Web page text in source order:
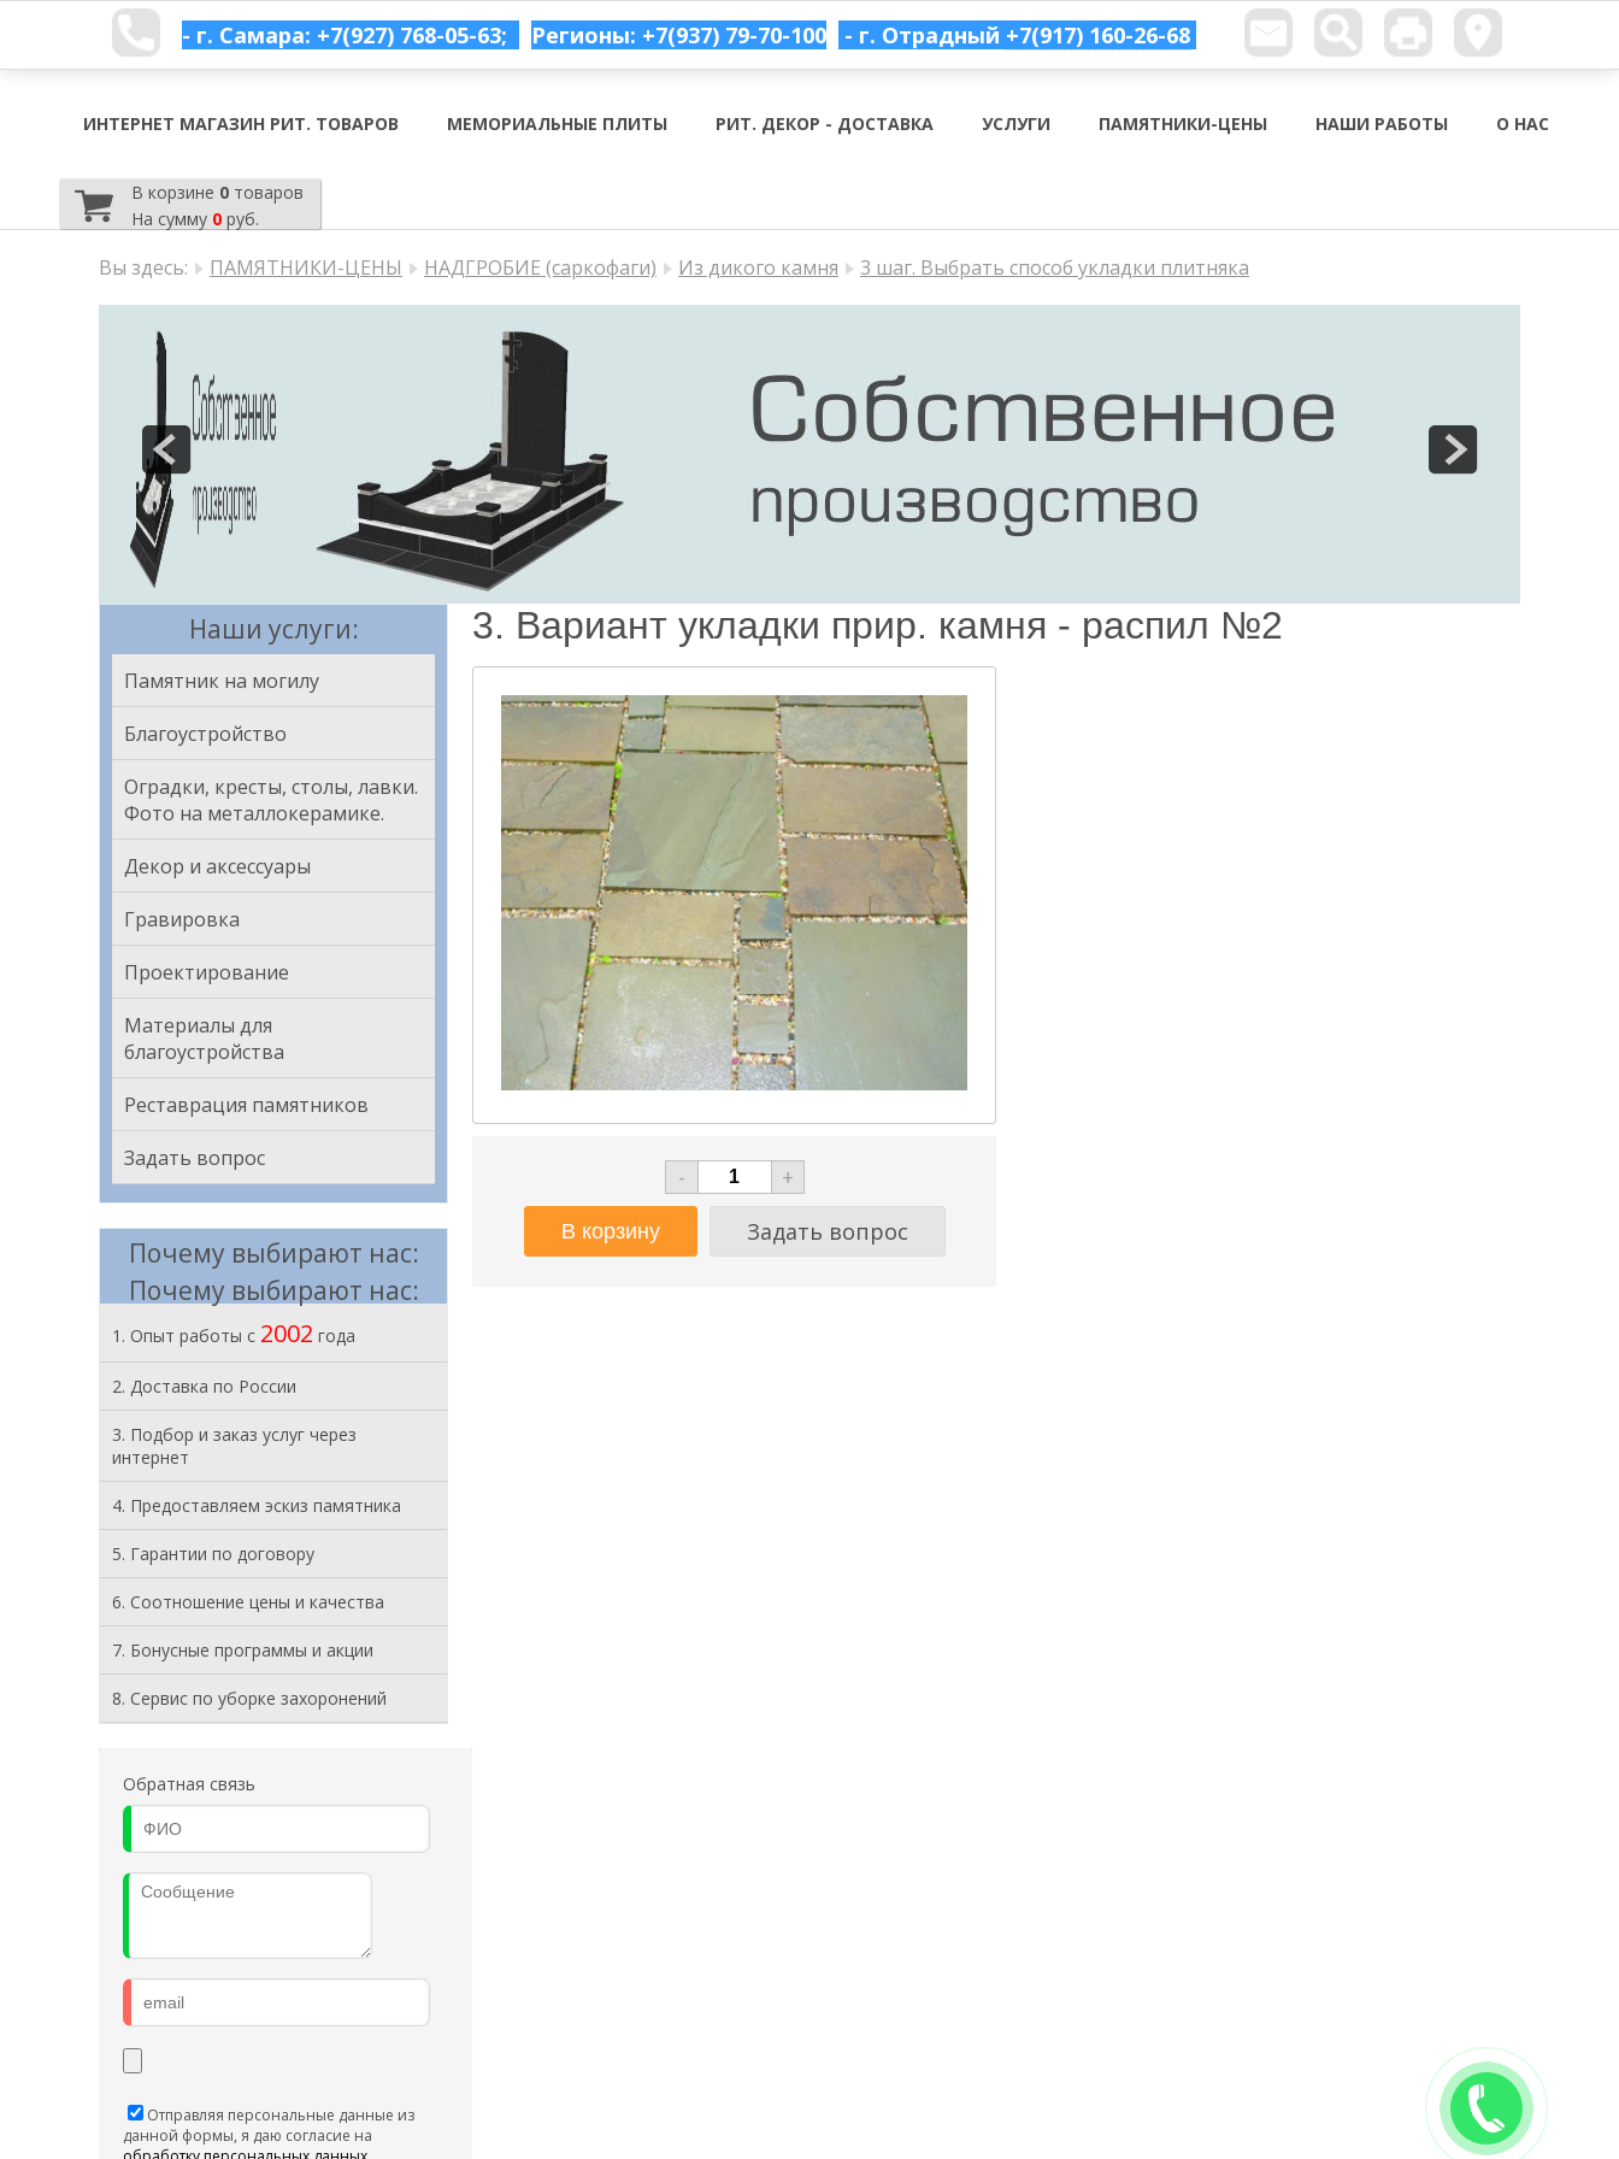
- г. Самара: +7(927) 768-05-63; Регионы: +7(937) 79-70-100 - г. Отрадный +7(917) 160-26-68
ИНТЕРНЕТ МАГАЗИН РИТ. ТОВАРОВ МЕМОРИАЛЬНЫЕ ПЛИТЫ РИТ. ДЕКОР - ДОСТАВКА УСЛУГИ ПАМЯТНИКИ-ЦЕНЫ НАШИ РАБОТЫ О НАС
В корзине 0товаров
На сумму 0руб.
Вы здесь: ПАМЯТНИКИ-ЦЕНЫ НАДГРОБИЕ (саркофаги) Из дикого камня 3 шаг. Выбрать способ укладки плитняка
Наши услуги:
Памятник на могилу
Благоустройство
Оградки, кресты, столы, лавки.
Фото на металлокерамике.
Декор и аксессуары
Гравировка
Проектирование
Материалы для
благоустройства
Реставрация памятников
Задать вопрос
Почему выбирают нас:
Почему выбирают нас:
1. Опыт работы с 2002 года
2. Доставка по России
3. Подбор и заказ услуг через
интернет
4. Предоставляем эскиз памятника
5. Гарантии по договору
6. Соотношение цены и качества
7. Бонусные программы и акции
8. Cервис по уборке захоронений
Обратная связь
Отправляя персональные данные из
данной формы, я даю согласие на
3. Вариант укладки прир. камня - распил №2
-
+
Задать вопрос